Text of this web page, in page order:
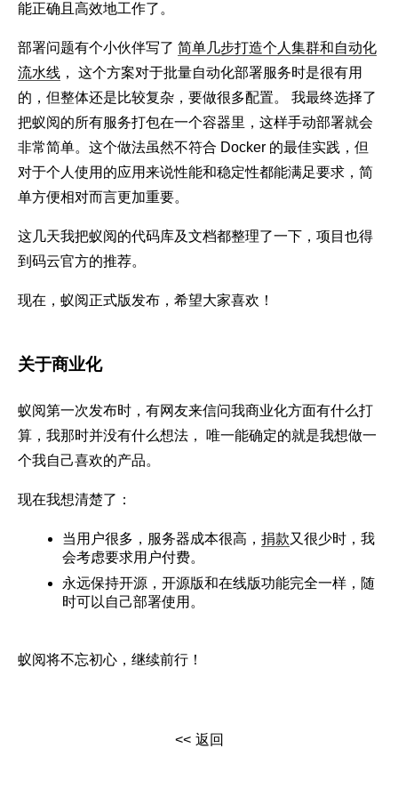
能正确且高效地工作了。
部署问题有个小伙伴写了 简单几步打造个人集群和自动化
流水线 ， 这个方案对于批量自动化部署服务时是很有用
的，但整体还是比较复杂，要做很多配置。 我最终选择了
把蚁阅的所有服务打包在一个容器里，这样手动部署就会
非常简单。这个做法虽然不符合 Docker 的最佳实践，但
对于个人使用的应用来说性能和稳定性都能满足要求，简
单方便相对而言更加重要。
这几天我把蚁阅的代码库及文档都整理了一下，项目也得
到码云官方的推荐。
现在，蚁阅正式版发布，希望大家喜欢！
关于商业化
蚁阅第一次发布时，有网友来信问我商业化方面有什么打
算，我那时并没有什么想法， 唯一能确定的就是我想做一
个我自己喜欢的产品。
现在我想清楚了：
当用户很多，服务器成本很高， 捐款又很少时，我
会考虑要求用户付费。
永远保持开源，开源版和在线版功能完全一样，随
时可以自己部署使用。
蚁阅将不忘初心，继续前行！
返回